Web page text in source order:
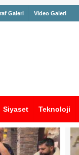
Galeri Video Galeri
Siyaset Teknoloji